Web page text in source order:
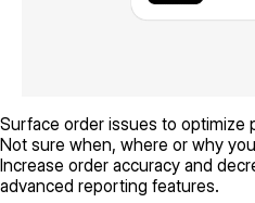
Surface order issues to optimize
Not sure when, where or why
Increase order accuracy and
advanced reporting features.